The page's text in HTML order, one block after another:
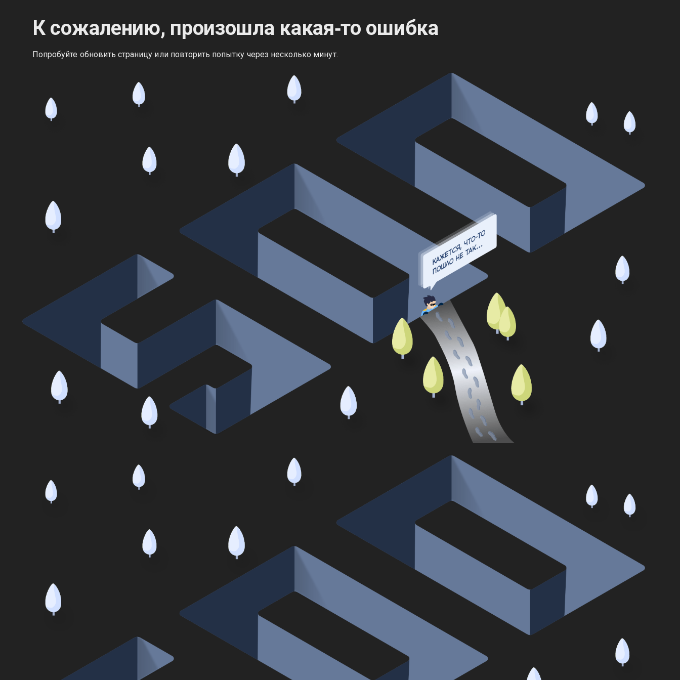
К сожалению, произошла какая‑то ошибка
Попробуйте обновить страницу или повторить попытку через несколько минут.